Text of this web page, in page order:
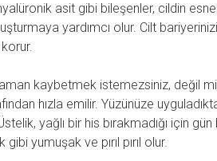
asit gibi bileşenler, cildin
yardımcı olur. Cilt
kaybetmek istemezsiniz, değil
hızla emilir. Yüzünüze
yağlı bir his bırakmadığı için gün
yumuşak ve pırıl pırıl olur.